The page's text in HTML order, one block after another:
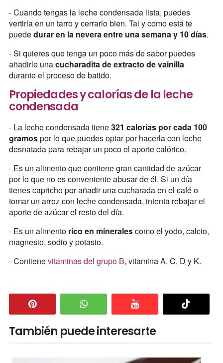
- Cuando tengas la leche condensada lista, puedes
vertirla en un tarro y cerrarlo bien. Tal y como está te
puededurar en la nevera entre una semana y 10 días.
- Si quieres que tenga un poco más de sabor puedes
añadirle unacucharadita de extracto de vainilla
durante el proceso de batido.
Propiedades y calorías de la leche
condensada
- La leche condensada tiene321 calorías por cada 100
gramospor lo que puedes optar por hacerla con leche
desnatada para rebajar un poco el aporte calórico.
- Es un alimento que contiene gran cantidad de azúcar
por lo que no es conveniente abusar de él. Si un día
tienes capricho por añadir una cucharada en el café o
tomar un arroz con leche condensada, intenta rebajar el
aporte de azúcar el resto del día.
- Es un alimento rico en mineralescomo el yodo, calcio,
magnesio, sodio y potasio.
- Contienevitaminas del grupo B, vitamina A, C, D y K.
También puede interesarte